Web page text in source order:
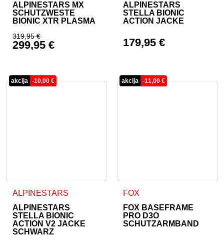
ALPINESTARS MX
SCHUTZWESTE
BIONIC XTR PLASMA
319,95€
Ursprünglicher Preis war: 319,95 €
299,95€
ALPINESTARS
STELLA BIONIC
ACTION JACKE
179,95 €
akcija -10,00€
ALPINESTARS
ALPINESTARS
STELLA BIONIC
ACTION V2 JACKE
SCHWARZ
Dieses Produkt weist mehrere Varianten auf. Die
akcija -11,00 €
FOX
FOX BASEFRAME
PRO D3O
SCHUTZARMBAND
Dieses Produkt weist